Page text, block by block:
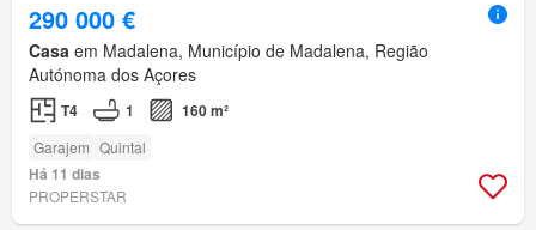
290 000 €
Casa em Madalena, Município de Madalena, Região
Autónoma dos Açores
T4 1 160 m²
Garajem Quintal
Há 11 dias
PROPERSTAR